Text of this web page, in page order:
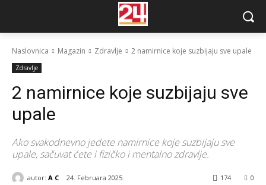
Naslovnica Magazin Zdravlje 2 namirnice koje suzbijaju sve upale
Zdravlje
2 namirnice koje suzbijaju sve
upale
Ako svakodnevno jedete namirnice koje suzbijaju sve
upale, sačuvat ćete i fizičko i mentalno zdravlje.
autor: A C 24. Februara 2025. 0
174